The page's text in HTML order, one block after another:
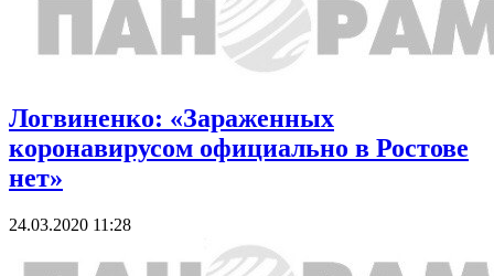
Логвиненко: «Зараженных
коронавирусом официально в Ростове
нет»
24.03.2020 11:28